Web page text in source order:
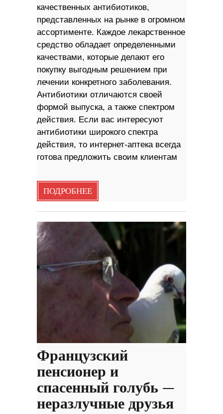
качественных антибиотиков,
представленных на рынке в огромном
ассортименте. Каждое лекарственное
средство обладает определенными
качествами, которые делают его
покупку выгодным решением при
лечении конкретного заболевания.
Антибиотики отличаются своей
формой выпуска, а также спектром
действия. Если вас интересуют
антибиотики широкого спектра
действия, то интернет-аптека всегда
готова предложить своим клиентам
ПОДРОБНЕЕ
Французский
пенсионер и
спасенный голубь —
неразлучные друзья